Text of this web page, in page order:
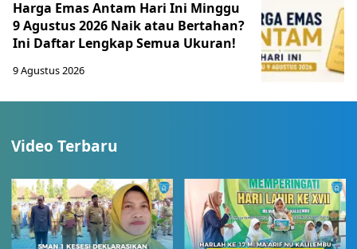
Harga Emas Antam Hari Ini Minggu
9 Agustus 2026 Naik atau Bertahan?
Ini Daftar Lengkap Semua Ukuran!
9 Agustus 2026
Video Terbaru